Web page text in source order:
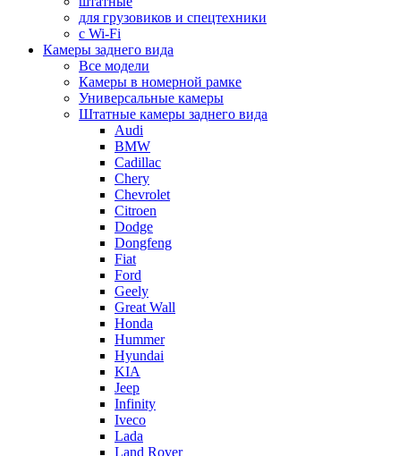
для грузовиков и спецтехники
с Wi-Fi
Камеры заднего вида
Все модели
Камеры в номерной рамке
Универсальные камеры
Штатные камеры заднего вида
Audi
BMW
Cadillac
Chery
Chevrolet
Citroen
Dodge
Dongfeng
Fiat
Ford
Geely
Great Wall
Honda
Hummer
Hyundai
KIA
Jeep
Infinity
Iveco
Lada
Land Rover